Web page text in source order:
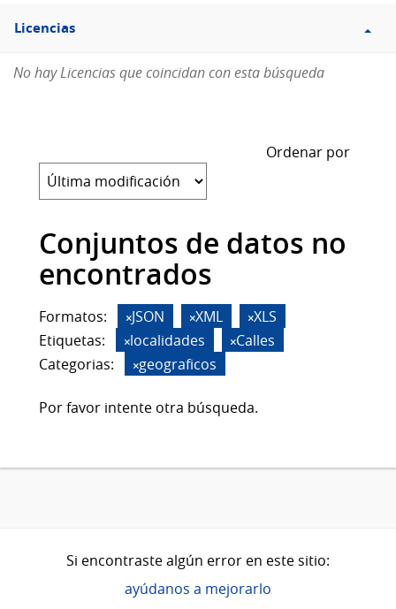
Filtro
Licencias
Licencias
No hay Licencias que coincidan con esta búsqueda
Ordenar por
Conjuntos de datos no
encontrados
Formatos: JSON XML
XLS
Etiquetas:
localidades
Calles
Categorias:
geograficos
Por favor intente otra búsqueda.
Si encontraste algún error en este sitio:
ayúdanos a mejorarlo